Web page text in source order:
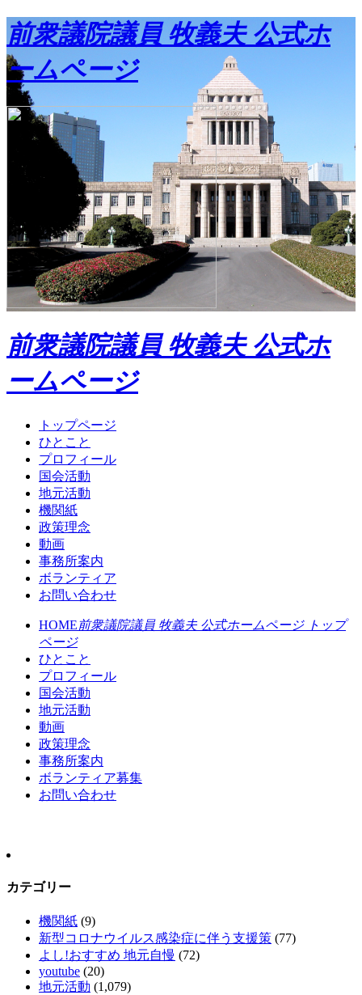
前衆議院議員 牧義夫 公式ホ
ームページ
前衆議院議員 牧義夫 公式ホ
ームページ
トップページ
ひとこと
プロフィール
国会活動
地元活動
機関紙
政策理念
動画
事務所案内
ボランティア
お問い合わせ
HOME前衆議院議員 牧義夫 公式ホームページ トップ
ページ
ひとこと
プロフィール
国会活動
地元活動
動画
政策理念
事務所案内
ボランティア募集
お問い合わせ
カテゴリー
機関紙 (9)
新型コロナウイルス感染症に伴う支援策 (77)
よし!おすすめ 地元自慢 (72)
youtube (20)
地元活動 (1,079)